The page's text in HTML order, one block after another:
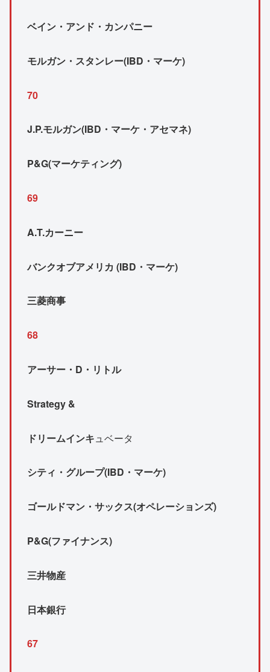
ベイン・アンド・カンパニー
モルガン・スタンレー(IBD・マーケ)
70
J.P.モルガン(IBD・マーケ・アセマネ)
P&G(マーケティング)
69
A.T.カーニー
バンクオブアメリカ (IBD・マーケ)
三菱商事
68
アーサー・D・リトル
Strategy &
ドリームインキ ュベータ
シティ・グループ(IBD・マーケ)
ゴールドマン・サックス(オペレーションズ)
P&G(ファイナンス)
三井物産
日本銀行
67